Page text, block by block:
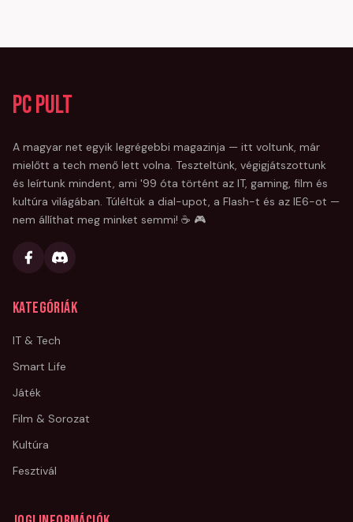
PC Pult
A magyar net egyik legrégebbi magazinja — itt voltunk, már
mielőtt a tech menő lett volna. Teszteltünk, végigjátszottunk
és leírtunk mindent, ami '99 óta történt az IT, gaming, film és
kultúra világában. Túléltük a dial-upot, a Flash-t és az IE6-ot —
nem állíthat meg minket semmi! ☕ 🎮
Kategóriák
IT & Tech
Smart Life
Játék
Film & Sorozat
Kultúra
Fesztivál